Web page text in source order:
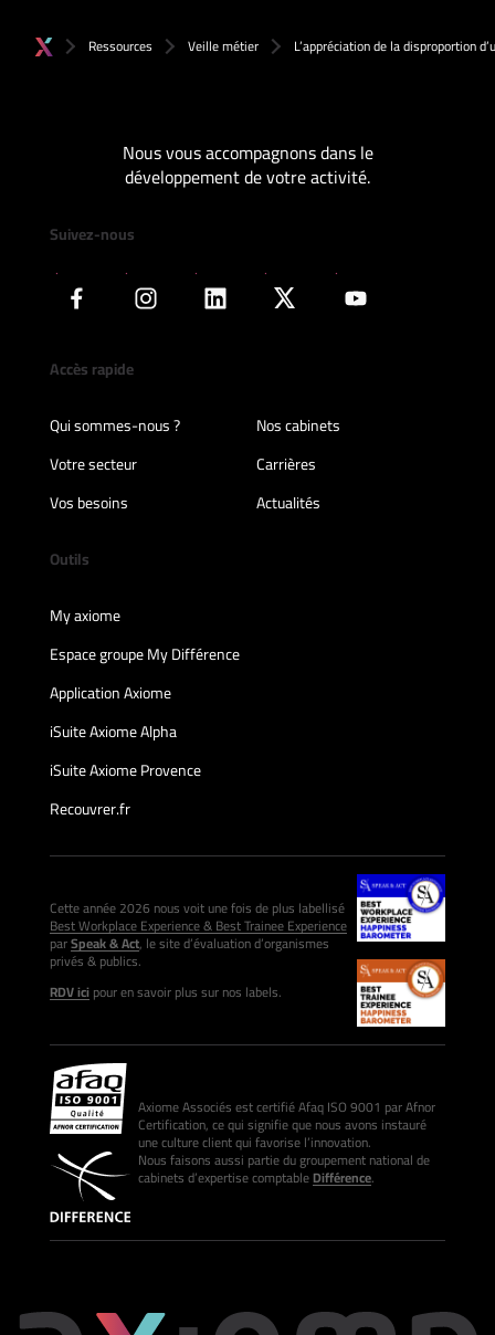
Ressources Veille métier L’appréciation de la disproportion
Nous vous accompagnons dans le
développement de votre activité.
Suivez-nous
Accès rapide
Qui sommes-nous ?
Nos cabinets
Votre secteur
Carrières
Vos besoins
Actualités
Outils
My axiome
Espace groupe My Différence
Application Axiome
iSuite Axiome Alpha
iSuite Axiome Provence
Recouvrer.fr
Cette année 2026 nous voit une fois de plus labellisé
Best Workplace Experience & Best Trainee Experience
parSpeak & Act, le site d’évaluation d’organismes
privés & publics.
RDV icipour en savoir plus sur nos labels.
Axiome Associés est certifié Afaq ISO 9001 par Afnor
Certification, ce qui signifie que nous avons instauré
une culture client qui favorise l’innovation.
Nous faisons aussi partie du groupement national de
cabinets d’expertise comptableDifférence.